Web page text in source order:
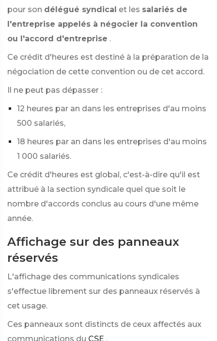
pour son délégué syndical et les salariés de
l'entreprise appelés à négocier la convention
ou l'accord d'entreprise .
Ce crédit d'heures est destiné à la préparation de la
négociation de cette convention ou de cet accord.
Il ne peut pas dépasser :
12 heures par an dans les entreprises d'au moins
500 salariés,
18 heures par an dans les entreprises d'au moins
1 000 salariés.
Ce crédit d'heures est global, c'est-à-dire qu'il est
attribué à la section syndicale quel que soit le
nombre d'accords conclus au cours d'une même
année.
Affichage sur des panneaux
réservés
L'affichage des communications syndicales
s'effectue librement sur des panneaux réservés à
cet usage.
Ces panneaux sont distincts de ceux affectés aux
communications du CSE .